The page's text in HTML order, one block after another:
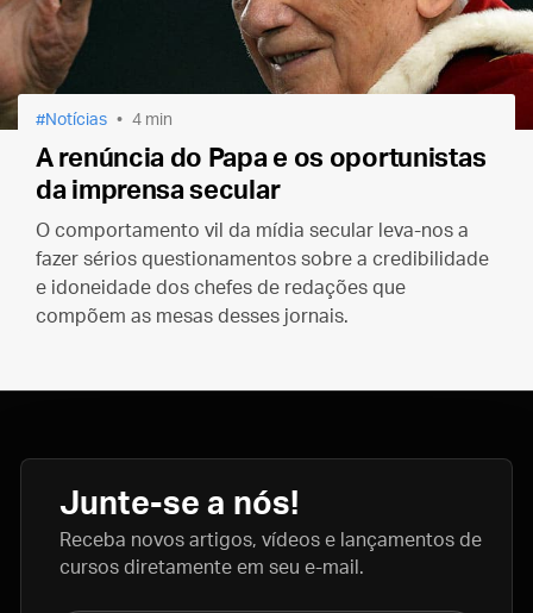
Notícias 4 min
A renúncia do Papa e os oportunistas
da imprensa secular
O comportamento vil da mídia secular leva-nos a
fazer sérios questionamentos sobre a credibilidade
e idoneidade dos chefes de redações que
compõem as mesas desses jornais.
Junte-se a nós!
Receba novos artigos, vídeos e lançamentos de
cursos diretamente em seu e-mail.